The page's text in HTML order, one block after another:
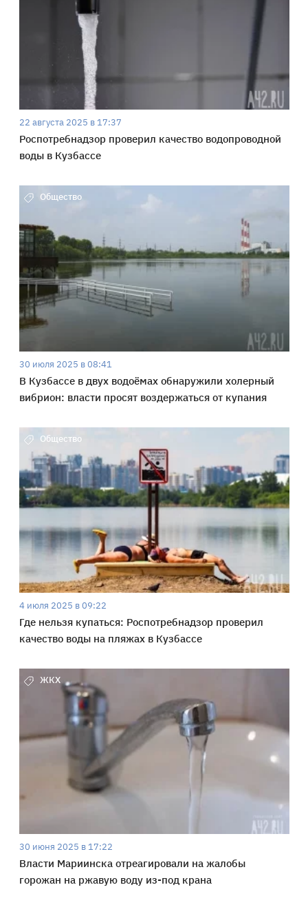
22 августа 2025 в 17:37
Роспотребнадзор проверил качество водопроводной
воды в Кузбассе
Общество
30 июля 2025 в 08:41
В Кузбассе в двух водоёмах обнаружили холерный
вибрион: власти просят воздержаться от купания
Общество
4 июля 2025 в 09:22
Где нельзя купаться: Роспотребнадзор проверил
качество воды на пляжах в Кузбассе
ЖКХ
30 июня 2025 в 17:22
Власти Мариинска отреагировали на жалобы
горожан на ржавую воду из-под крана